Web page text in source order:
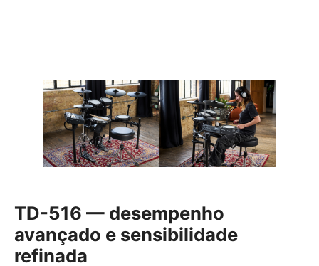
TD-516 — desempenho
avançado e sensibilidade
refinada